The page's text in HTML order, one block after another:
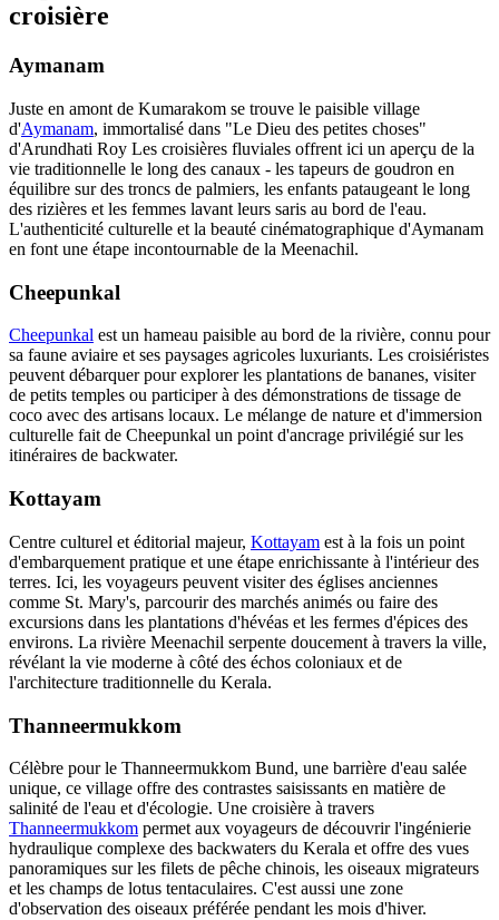
croisière
Aymanam
Juste en amont de Kumarakom se trouve le paisible village
d'Aymanam, immortalisé dans "Le Dieu des petites choses"
d'Arundhati Roy Les croisières fluviales offrent ici un aperçu de la
vie traditionnelle le long des canaux - les tapeurs de goudron en
équilibre sur des troncs de palmiers, les enfants pataugeant le long
des rizières et les femmes lavant leurs saris au bord de l'eau.
L'authenticité culturelle et la beauté cinématographique d'Aymanam
en font une étape incontournable de la Meenachil.
Cheepunkal
Cheepunkal est un hameau paisible au bord de la rivière, connu pour
sa faune aviaire et ses paysages agricoles luxuriants. Les croisiéristes
peuvent débarquer pour explorer les plantations de bananes, visiter
de petits temples ou participer à des démonstrations de tissage de
coco avec des artisans locaux. Le mélange de nature et d'immersion
culturelle fait de Cheepunkal un point d'ancrage privilégié sur les
itinéraires de backwater.
Kottayam
Centre culturel et éditorial majeur, Kottayam est à la fois un point
d'embarquement pratique et une étape enrichissante à l'intérieur des
terres. Ici, les voyageurs peuvent visiter des églises anciennes
comme St. Mary's, parcourir des marchés animés ou faire des
excursions dans les plantations d'hévéas et les fermes d'épices des
environs. La rivière Meenachil serpente doucement à travers la ville,
révélant la vie moderne à côté des échos coloniaux et de
l'architecture traditionnelle du Kerala.
Thanneermukkom
Célèbre pour le Thanneermukkom Bund, une barrière d'eau salée
unique, ce village offre des contrastes saisissants en matière de
salinité de l'eau et d'écologie. Une croisière à travers
Thanneermukkom permet aux voyageurs de découvrir l'ingénierie
hydraulique complexe des backwaters du Kerala et offre des vues
panoramiques sur les filets de pêche chinois, les oiseaux migrateurs
et les champs de lotus tentaculaires. C'est aussi une zone
d'observation des oiseaux préférée pendant les mois d'hiver.